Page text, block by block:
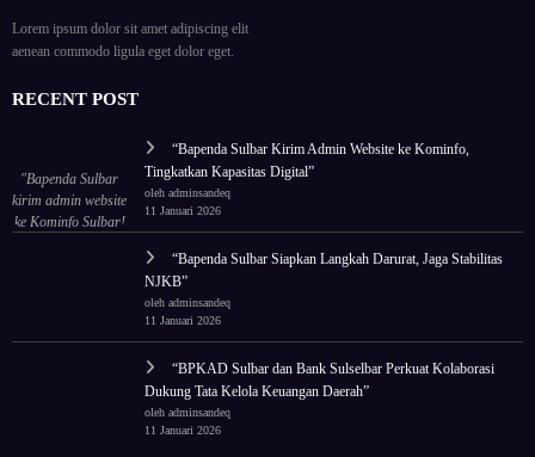
Lorem ipsum dolor sit amet adipiscing elit
aenean commodo ligula eget dolor eget.
RECENT POST
"Bapenda Sulbar
kirim admin website
ke Kominfo Sulbar!
“Bapenda Sulbar Kirim Admin Website ke Kominfo,
Tingkatkan Kapasitas Digital”
oleh adminsandeq
11 Januari 2026
“Bapenda Sulbar Siapkan Langkah Darurat, Jaga Stabilitas
NJKB”
oleh adminsandeq
11 Januari 2026
“BPKAD Sulbar dan Bank Sulselbar Perkuat Kolaborasi
Dukung Tata Kelola Keuangan Daerah”
oleh adminsandeq
11 Januari 2026